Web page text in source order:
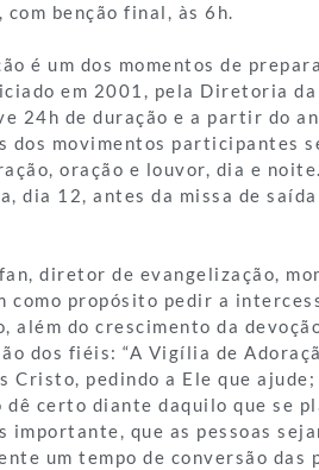
benção final, às 6h.
é um dos momentos de
em 2001, pela Diretoria da
24h de duração e a partir do
dos movimentos participantes
oração e louvor, dia e
dia 12, antes da missa de
diretor de evangelização,
como propósito pedir a
além do crescimento da
dos fiéis: “A Vigília de
Cristo, pedindo a Ele que
certo diante daquilo que se
importante, que as pessoas
um tempo de conversão das